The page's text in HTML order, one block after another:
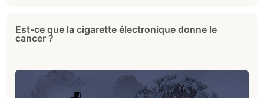
Est-ce que la cigarette électronique donne le
cancer ?